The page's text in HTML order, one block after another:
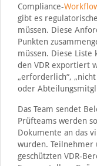
Compliance-
gibt es
müssen. Diese
Punkten
müssen. Diese Liste
den VDR exportiert
„erforderlich“,
oder
Das Team sendet
Prüfteams werden
Dokumente an das
wurden. Teilnehmer
geschützten VDR-